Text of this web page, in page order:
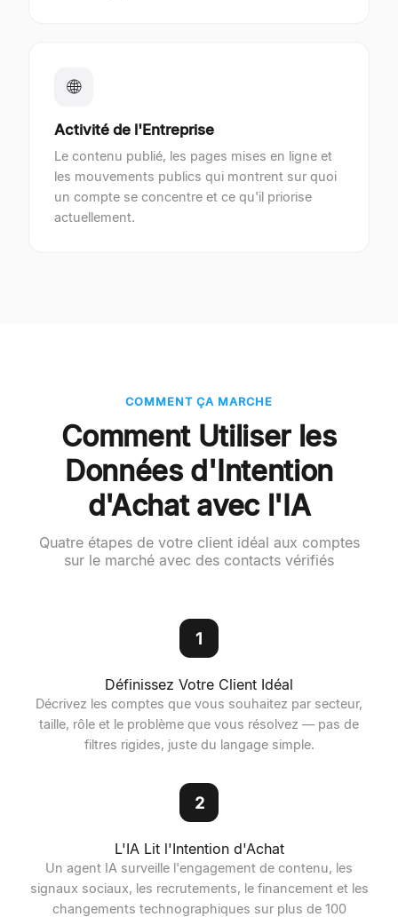
🌐
Activité de l'Entreprise
Le contenu publié, les pages mises en ligne et
les mouvements publics qui montrent sur quoi
un compte se concentre et ce qu'il priorise
actuellement.
COMMENT ÇA MARCHE
Comment Utiliser les
Données d'Intention
d'Achat avec l'IA
Quatre étapes de votre client idéal aux comptes
sur le marché avec des contacts vérifiés
1
Définissez Votre Client Idéal
Décrivez les comptes que vous souhaitez par secteur,
taille, rôle et le problème que vous résolvez — pas de
filtres rigides, juste du langage simple.
2
L'IA Lit l'Intention d'Achat
Un agent IA surveille l'engagement de contenu, les
signaux sociaux, les recrutements, le financement et les
changements technographiques sur plus de 100